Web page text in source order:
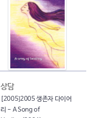
상담
[2005]2005 생존자 다이어
리 - A Song of